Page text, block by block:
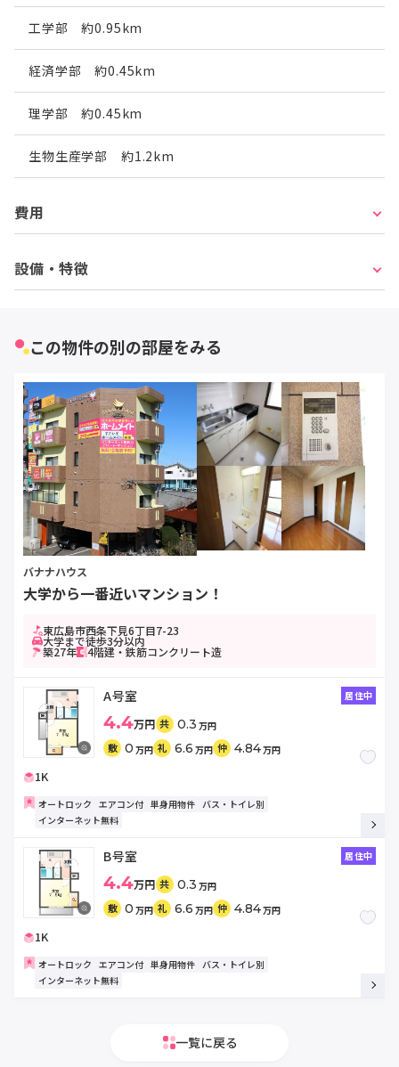
工学部 約0.95km
経済学部 約0.45km
理学部 約0.45km
生物生産学部 約1.2km
費用
設備・特徴
この物件の別の部屋をみる
バナナハウス
大学から一番近いマンション！
東広島市西条下見6丁目7-23
大学まで徒歩3分以内
築27年 4階建・鉄筋コンクリート造
A号室 居住中
4.4万円 共 0.3 万円
敷 0 万円 礼 6.6 万円 仲 4.84万円
1K
オートロック エアコン付 単身用物件 バス・トイレ別
インターネット無料
B号室 居住中
4.4万円 共 0.3 万円
敷 0 万円 礼 6.6 万円 仲 4.84万円
1K
オートロック エアコン付 単身用物件 バス・トイレ別
インターネット無料
一覧に戻る